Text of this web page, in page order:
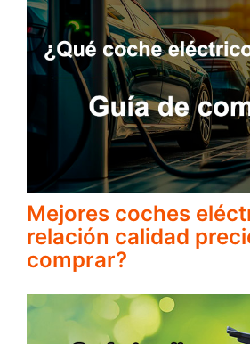
Mejores coches
relación calidad
comprar?